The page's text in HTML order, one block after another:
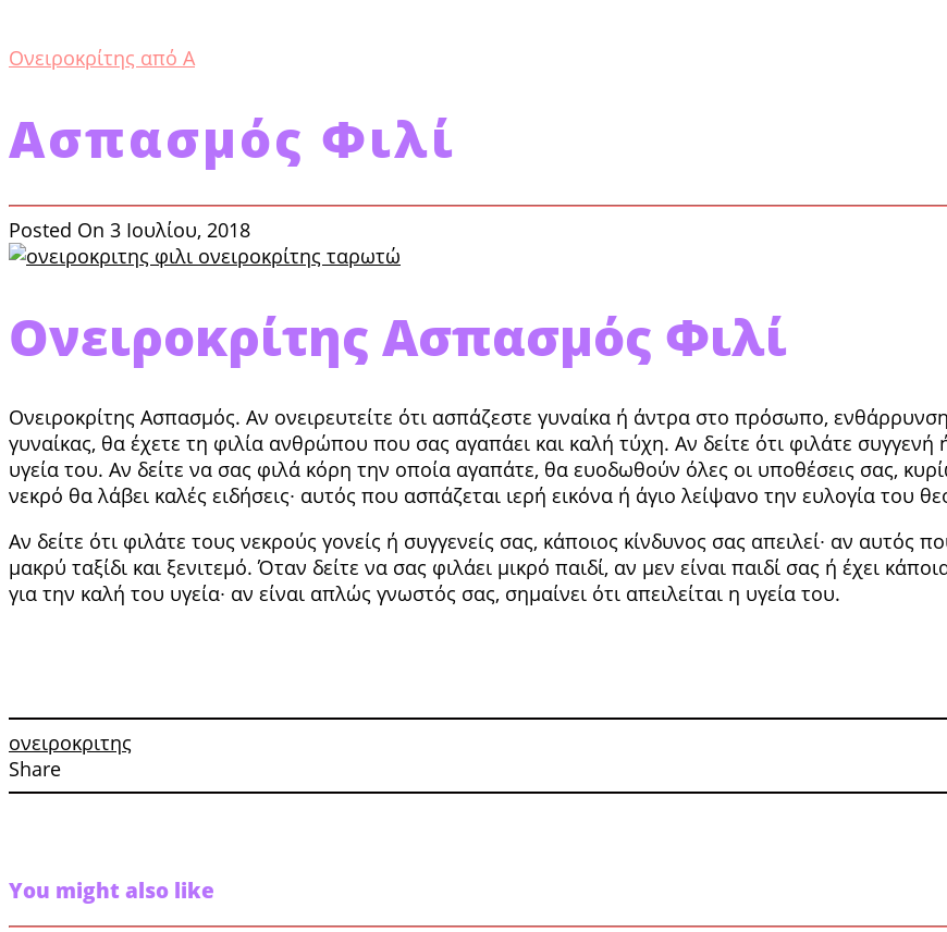
Ονειροκρίτης από Α
Ασπασμός Φιλί
Posted On 3 Ιουλίου, 2018
Ονειροκρίτης Ασπασμός Φιλί
Ονειροκρίτης Ασπασμός. Αν ονειρευτείτε ότι ασπάζεστε γυ­ναίκα ή άντρα στο πρόσωπο,
γυναί­κας, θα έχετε τη φιλία ανθρώπου που σας αγαπάει και καλή τύχη. Αν δείτε ότι φιλάτε
υγεία του. Αν δείτε να σας φιλά κόρη την οποία αγαπάτε, θα ευοδωθούν όλες οι υποθέσεις σας,
νεκρό θα λάβει καλές ειδήσεις∙ αυτός που ασπάζεται ιερή εικόνα ή άγιο λείψανο την ευλο­γία του
Αν δείτε ότι φιλάτε τους νεκρούς γονείς ή συγγενείς σας, κάποιος κίνδυνος σας απειλεί∙ αν αυτός
μακρύ ταξίδι και ξενι­τεμό. Όταν δείτε να σας φιλάει μικρό παιδί, αν μεν είναι παιδί σας ή έχει
για την καλή του υγεία∙ αν είναι απλώς γνωστός σας, σημαίνει ότι απειλείται η υγεία του.
ονειροκριτης
Share
You might also like